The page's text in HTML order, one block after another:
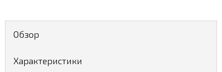
Обзор
Характеристики